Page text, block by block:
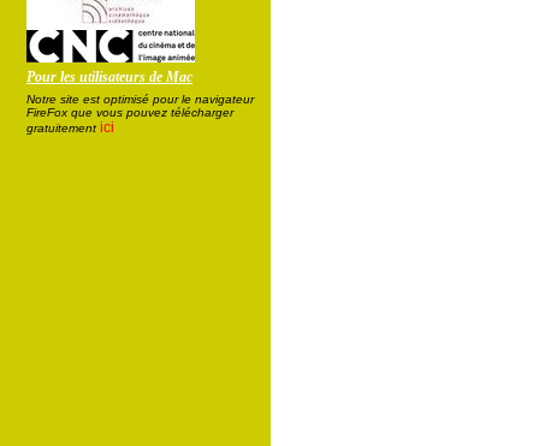
Pour les utilisateurs de Mac
Notre site est optimisé pour le navigateur
FireFox que vous pouvez télécharger
gratuitement ici